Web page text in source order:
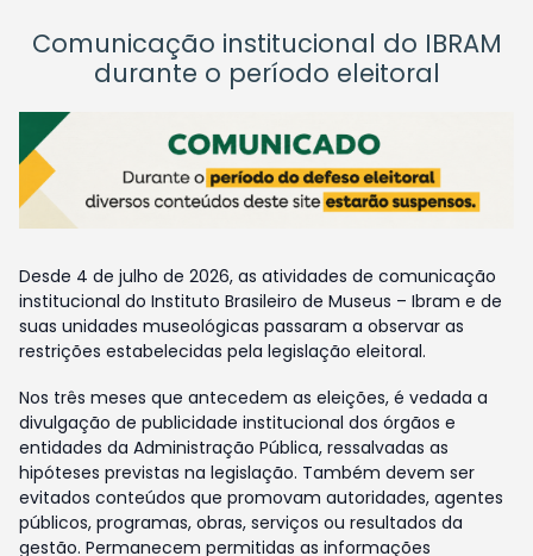
Comunicação institucional do IBRAM
durante o período eleitoral
Desde 4 de julho de 2026, as atividades de comunicação
institucional do Instituto Brasileiro de Museus – Ibram e de
suas unidades museológicas passaram a observar as
restrições estabelecidas pela legislação eleitoral.
Nos três meses que antecedem as eleições, é vedada a
divulgação de publicidade institucional dos órgãos e
entidades da Administração Pública, ressalvadas as
hipóteses previstas na legislação. Também devem ser
evitados conteúdos que promovam autoridades, agentes
públicos, programas, obras, serviços ou resultados da
gestão. Permanecem permitidas as informações